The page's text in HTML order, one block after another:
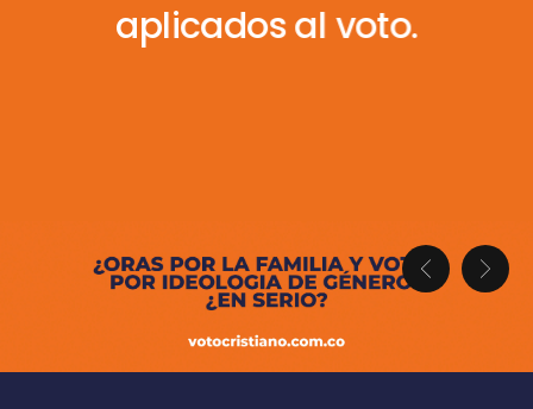
aplicadosalvoto.